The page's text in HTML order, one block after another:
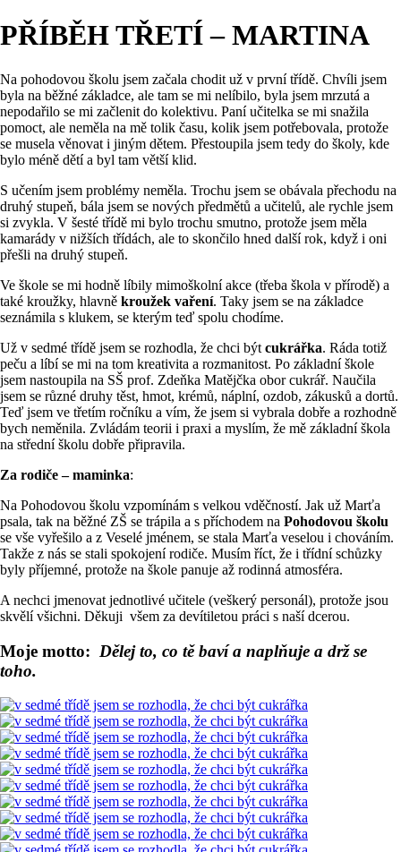
PŘÍBĚH TŘETÍ – MARTINA
Na pohodovou školu jsem začala chodit už v první třídě. Chvíli jsem
byla na běžné základce, ale tam se mi nelíbilo, byla jsem mrzutá a
nepodařilo se mi začlenit do kolektivu. Paní učitelka se mi snažila
pomoct, ale neměla na mě tolik času, kolik jsem potřebovala, protože
se musela věnovat i jiným dětem. Přestoupila jsem tedy do školy, kde
bylo méně dětí a byl tam větší klid.
S učením jsem problémy neměla. Trochu jsem se obávala přechodu na
druhý stupeň, bála jsem se nových předmětů a učitelů, ale rychle jsem
si zvykla. V šesté třídě mi bylo trochu smutno, protože jsem měla
kamarády v nižších třídách, ale to skončilo hned další rok, když i oni
přešli na druhý stupeň.
Ve škole se mi hodně líbily mimoškolní akce (třeba škola v přírodě) a
také kroužky, hlavně kroužek vaření. Taky jsem se na základce
seznámila s klukem, se kterým teď spolu chodíme.
Už v sedmé třídě jsem se rozhodla, že chci být cukrářka. Ráda totiž
peču a líbí se mi na tom kreativita a rozmanitost. Po základní škole
jsem nastoupila na SŠ prof. Zdeňka Matějčka obor cukrář. Naučila
jsem se různé druhy těst, hmot, krémů, náplní, ozdob, zákusků a dortů.
Teď jsem ve třetím ročníku a vím, že jsem si vybrala dobře a rozhodně
bych neměnila. Zvládám teorii i praxi a myslím, že mě základní škola
na střední školu dobře připravila.
Za rodiče – maminka:
Na Pohodovou školu vzpomínám s velkou vděčností. Jak už Marťa
psala, tak na běžné ZŠ se trápila a s příchodem na Pohodovou školu
se vše vyřešilo a z Veselé jménem, se stala Marťa veselou i chováním.
Takže z nás se stali spokojení rodiče. Musím říct, že i třídní schůzky
byly příjemné, protože na škole panuje až rodinná atmosféra.
A nechci jmenovat jednotlivé učitele (veškerý personál), protože jsou
skvělí všichni. Děkuji všem za devítiletou práci s naší dcerou.
Moje motto: Dělej to, co tě baví a naplňuje a drž se
toho.